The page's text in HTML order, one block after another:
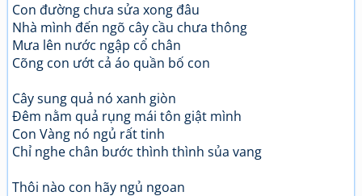
Con đường chưa sửa xong đâu
Nhà mình đến ngõ cây cầu chưa thông
Mưa lên nước ngập cổ chân
Cõng con ướt cả áo quần bố con
Cây sung quả nó xanh giòn
Đêm nằm quả rụng mái tôn giật mình
Con Vàng nó ngủ rất tinh
Chỉ nghe chân bước thình thình sủa vang
Thôi nào con hãy ngủ ngoan